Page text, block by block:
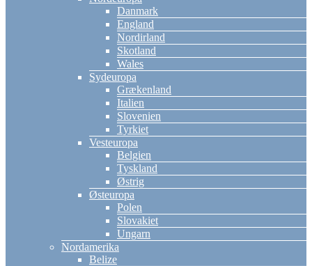
Danmark
England
Nordirland
Skotland
Wales
Sydeuropa
Grækenland
Italien
Slovenien
Tyrkiet
Vesteuropa
Belgien
Tyskland
Østrig
Østeuropa
Polen
Slovakiet
Ungarn
Nordamerika
Belize